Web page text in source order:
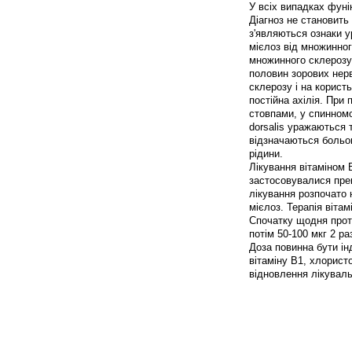
У всіх випадках
Діагноз не
з'являються ознаки
мієлоз від
множинного
половин зорових
склерозу і на
постійна ахілія.
стовпами, у
dorsalis уражаються
відзначаються
рідини.
Лікування
застосовувалися
лікування розпочато
мієлоз. Терапія
Спочатку щодня
потім 50-100 мкг 2
Доза повинна бути
вітаміну B1,
відновлення